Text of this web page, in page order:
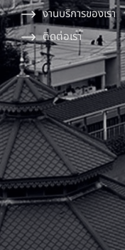
งานบริการของเรา
ติดต่อเรา